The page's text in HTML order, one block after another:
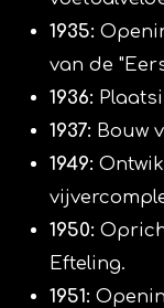
1935:
van de
1936:
1937: Bouw
1949:
1950:
Efteling.
1951: